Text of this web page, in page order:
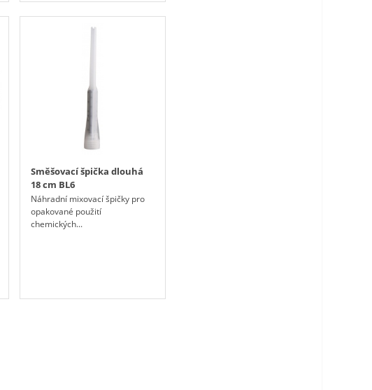
Směšovací špička dlouhá
18 cm BL6
Náhradní mixovací špičky pro
opakované použití
chemických...